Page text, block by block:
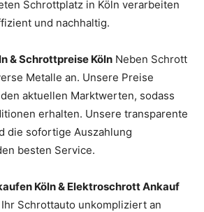
Schrottplatz in Köln verarbeiten
und nachhaltig.
& Schrottpreise Köln Neben Schrott
Metalle an. Unsere Preise
aktuellen Marktwerten, sodass
erhalten. Unsere transparente
die sofortige Auszahlung
besten Service.
Köln & Elektroschrott Ankauf
Schrottauto unkompliziert an